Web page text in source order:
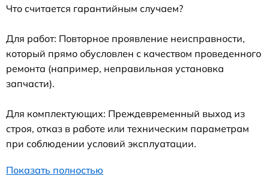
Что считается гарантийным случаем?
Для работ: Повторное проявление неисправности,
который прямо обусловлен с качеством проведенного
ремонта (например, неправильная установка
запчасти).
Для комплектующих: Преждевременный выход из
строя, отказ в работе или техническим параметрам
при соблюдении условий эксплуатации.
Показать полностью